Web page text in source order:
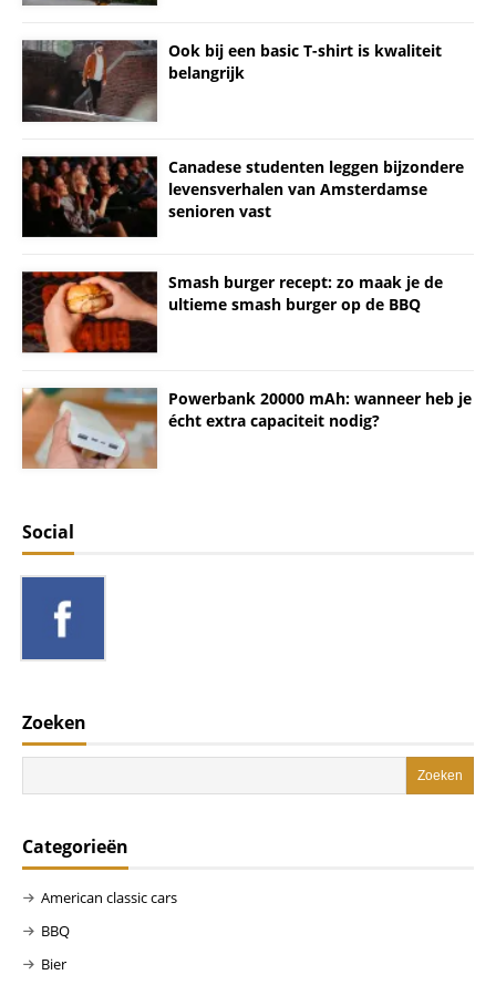
Ook bij een basic T-shirt is kwaliteit
belangrijk
Canadese studenten leggen bijzondere
levensverhalen van Amsterdamse
senioren vast
Smash burger recept: zo maak je de
ultieme smash burger op de BBQ
Powerbank 20000 mAh: wanneer heb je
écht extra capaciteit nodig?
Social
Zoeken
Categorieën
American classic cars
BBQ
Bier